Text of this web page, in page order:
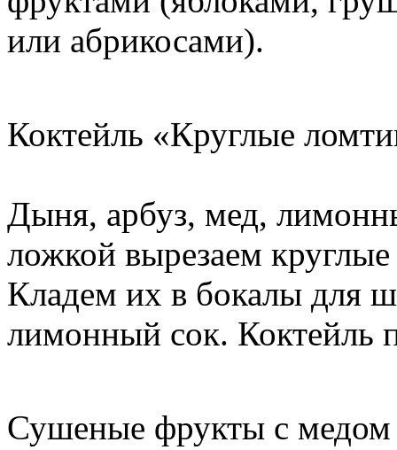
или абрикосами).
Коктейль «Круглые
Дыня, арбуз, мед,
ложкой вырезаем
Кладем их в бокалы для
лимонный сок. Коктейль
Сушеные фрукты с медом